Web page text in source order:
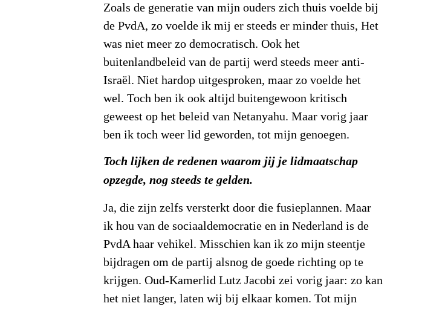
Zoals de generatie van mijn ouders zich thuis voelde bij
de PvdA, zo voelde ik mij er steeds er minder thuis, Het
was niet meer zo democratisch. Ook het
buitenlandbeleid van de partij werd steeds meer anti-
Israël. Niet hardop uitgesproken, maar zo voelde het
wel. Toch ben ik ook altijd buitengewoon kritisch
geweest op het beleid van Netanyahu. Maar vorig jaar
ben ik toch weer lid geworden, tot mijn genoegen.
Toch lijken de redenen waarom jij je lidmaatschap
opzegde, nog steeds te gelden.
Ja, die zijn zelfs versterkt door die fusieplannen. Maar
ik hou van de sociaaldemocratie en in Nederland is de
PvdA haar vehikel. Misschien kan ik zo mijn steentje
bijdragen om de partij alsnog de goede richting op te
krijgen. Oud-Kamerlid Lutz Jacobi zei vorig jaar: zo kan
het niet langer, laten wij bij elkaar komen. Tot mijn